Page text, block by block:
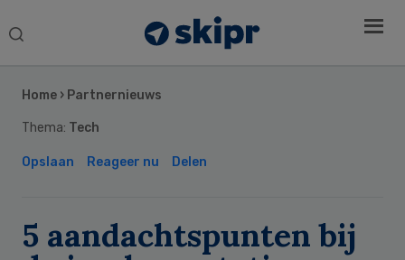
Search
Home › Partnernieuws
Thema: Tech
Opslaan Reageer nu Delen
5 aandachtspunten bij
Sidebar